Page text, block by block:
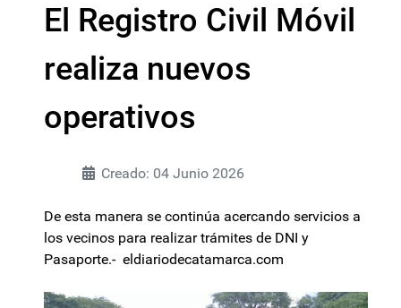
El Registro Civil Móvil
realiza nuevos
operativos
Creado: 04 Junio 2026
De esta manera se continúa acercando servicios a
los vecinos para realizar trámites de DNI y
Pasaporte.- eldiariodecatamarca.com